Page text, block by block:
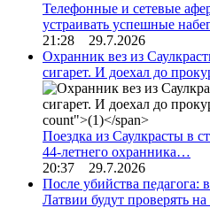
Телефонные и сетевые
устраивать успешные
21:28 29.7.2026
Охранник вез из
сигарет. И доехал до
Поездка из Саулкрасты в
44-летнего охранника…
20:37 29.7.2026
После убийства
Латвии будут проверять на